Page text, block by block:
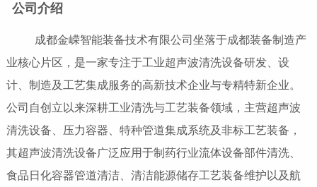
公司介绍
成都金嵘智能装备技术有限公司坐落于成都装备制造产
业核心片区，是一家专注于工业超声波清洗设备研发、设
计、制造及工艺集成服务的高新技术企业与专精特新企业。
公司自创立以来深耕工业清洗与工艺装备领域，主营超声波
清洗设备、压力容器、特种管道集成系统及非标工艺装备，
其超声波清洗设备广泛应用于制药行业流体设备部件清洗、
食品日化容器管道清洁、清洁能源储存工艺装备维护以及航